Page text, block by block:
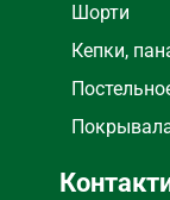
Шорти
Кепки,